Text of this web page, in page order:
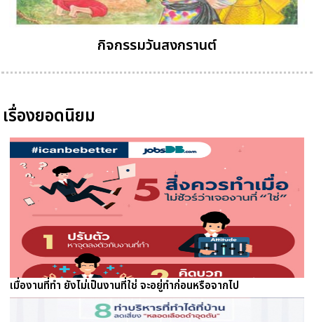
กิจกรรมวันสงกรานต์
เรื่องยอดนิยม
เมื่องานที่ทำ ยังไม่เป็นงานที่ใช่ จะอยู่ทำก่อนหรือจากไป